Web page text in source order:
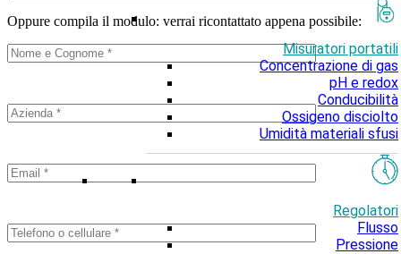
Misuratori portatili
Concentrazione di gas
pH e redox
Conducibilità
Ossigeno disciolto
Umidità materiali sfusi
Regolatori
Flusso
Pressione
Oppure compila il modulo: verrai ricontattato appena possibile: